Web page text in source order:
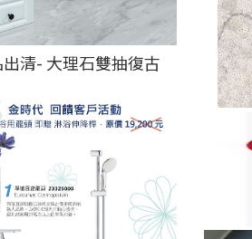
清- 大理石雙抽復古